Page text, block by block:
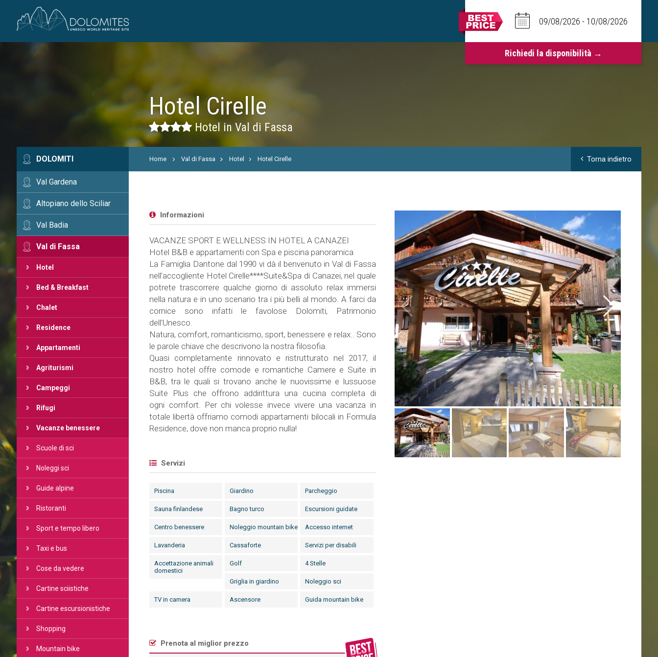
Hotel Cirelle
Hotel in Val di Fassa
DOLOMITI
Val Gardena
Altopiano dello Sciliar
Val Badia
Val di Fassa
Hotel
Bed & Breakfast
Chalet
Residence
Appartamenti
Agriturismi
Campeggi
Rifugi
Vacanze benessere
Scuole di sci
Noleggi sci
Guide alpine
Ristoranti
Sport e tempo libero
Taxi e bus
Cose da vedere
Cartine sciistiche
Cartine escursionistiche
Shopping
Mountain bike
Home Val di Fassa Hotel Hotel Cirelle Torna indietro
Informazioni
VACANZE SPORT E WELLNESS IN HOTEL A CANAZEI
Hotel B&B e appartamenti con Spa e piscina panoramica
La Famiglia Dantone dal 1990 vi dà il benvenuto in Val di Fassa
nell’accogliente Hotel Cirelle****Suite&Spa di Canazei, nel quale
potrete trascorrere qualche giorno di assoluto relax immersi
nella natura e in uno scenario tra i più belli al mondo. A farci da
cornice sono infatti le favolose Dolomiti, Patrimonio
dell’Unesco.
Natura, comfort, romanticismo, sport, benessere e relax.. Sono
le parole chiave che descrivono la nostra filosofia.
Quasi completamente rinnovato e ristrutturato nel 2017, il
nostro hotel offre comode e romantiche Camere e Suite in
B&B, tra le quali si trovano anche le nuovissime e lussuose
Suite Plus che offrono addirittura una cucina completa di
ogni comfort. Per chi volesse invece vivere una vacanza in
totale libertà offriamo comodi appartamenti bilocali in Formula
Residence, dove non manca proprio nulla!
Servizi
Piscina Giardino Parcheggio
Sauna finlandese Bagno turco Escursioni guidate
Centro benessere Noleggio mountain bike Accesso internet
Lavanderia Cassaforte Servizi per disabili
Accettazione animali
domestici
Golf 4 Stelle
Griglia in giardino Noleggio sci
TV in camera Ascensore Guida mountain bike
Prenota al miglior prezzo